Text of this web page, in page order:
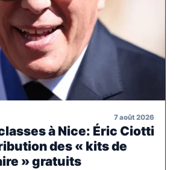
7 août 2026
à Nice: Éric Ciotti
des « kits de
» gratuits